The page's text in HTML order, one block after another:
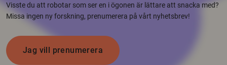
Visste du att robotar som ser en i ögonen är lättare att snacka med?
Missa ingen ny forskning, prenumerera på vårt nyhetsbrev!
Jag vill prenumerera